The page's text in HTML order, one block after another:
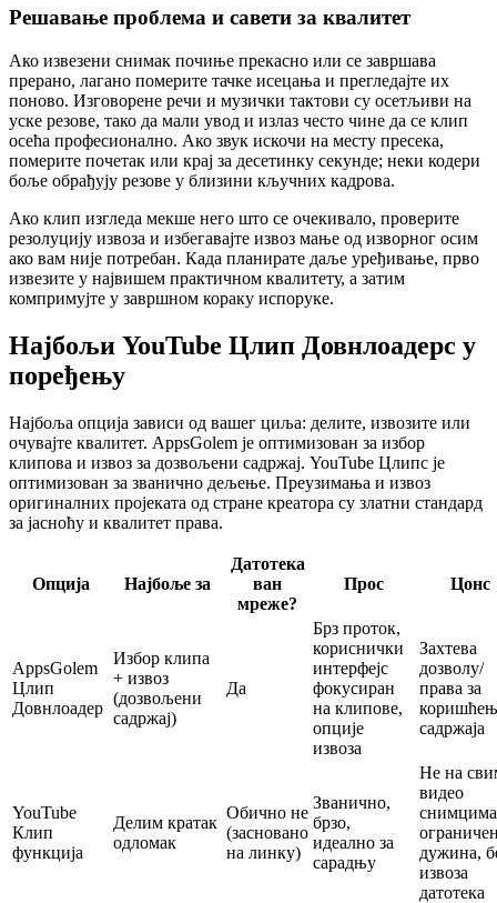
Решавање проблема и савети за квалитет
Ако извезени снимак почиње прекасно или се завршава
прерано, лагано померите тачке исецања и прегледајте их
поново. Изговорене речи и музички тактови су осетљиви на
уске резове, тако да мали увод и излаз често чине да се клип
осећа професионално. Ако звук искочи на месту пресека,
померите почетак или крај за десетинку секунде; неки кодери
боље обрађују резове у близини кључних кадрова.
Ако клип изгледа мекше него што се очекивало, проверите
резолуцију извоза и избегавајте извоз мање од изворног осим
ако вам није потребан. Када планирате даље уређивање, прво
извезите у највишем практичном квалитету, а затим
компримујте у завршном кораку испоруке.
Најбољи YouTube Цлип Довнлоадерс у
поређењу
Најбоља опција зависи од вашег циља: делите, извозите или
очувајте квалитет. AppsGolem је оптимизован за избор
клипова и извоз за дозвољени садржај. YouTube Цлипс је
оптимизован за званично дељење. Преузимања и извоз
оригиналних пројеката од стране креатора су златни стандард
за јасноћу и квалитет права.
Опција Најбоље за
Датотека
ван
мреже?
Прос Цонс
AppsGolem
Цлип
Довнлоадер
Избор клипа
+ извоз
(дозвољени
садржај)
Да
Брз проток,
кориснички
интерфејс
фокусиран
на клипове,
опције
извоза
Захтева
дозволу/
права за
садржаја
YouTube
Клип
функција
Делим кратак
одломак
Обично не
(засновано
на линку)
Званично,
брзо,
идеално за
сарадњу
Не на
видео
дужина,
извоза
датотека